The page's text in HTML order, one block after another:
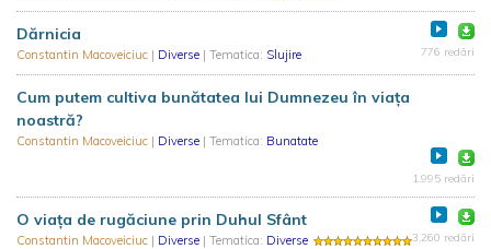
Dărnicia
Constantin Macoveiciuc | Diverse | Tematica: Slujire 776 redări
Cum putem cultiva bunătatea lui Dumnezeu în viața
noastră?
Constantin Macoveiciuc | Diverse | Tematica: Bunatate
1.995 redări
O viața de rugăciune prin Duhul Sfânt
Constantin Macoveiciuc | Diverse | Tematica: Diverse 3.260 redări